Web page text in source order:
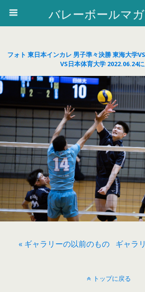
バレーボールマ
フォト 東日本インカレ 男子準々決勝 東海大学
VS日本体育大学 2022.06.24
« ギャラリーの以前のもの ギャラ
トップに戻る